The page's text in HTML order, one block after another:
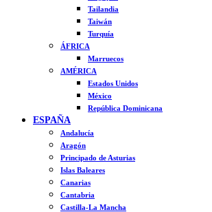
Tailandia
Taiwán
Turquía
ÁFRICA
Marruecos
AMÉRICA
Estados Unidos
México
República Dominicana
ESPAÑA
Andalucía
Aragón
Principado de Asturias
Islas Baleares
Canarias
Cantabria
Castilla-La Mancha